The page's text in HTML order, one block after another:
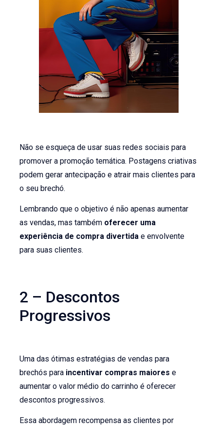
Não se esqueça de usar suas redes sociais para
promover a promoção temática. Postagens criativas
podem gerar antecipação e atrair mais clientes para
o seu brechó.
Lembrando que o objetivo é não apenas aumentar
as vendas, mas também oferecer uma
experiência de compra divertida e envolvente
para suas clientes.
2 – Descontos
Progressivos
Uma das ótimas estratégias de vendas para
brechós para incentivar compras maiores e
aumentar o valor médio do carrinho é oferecer
descontos progressivos.
Essa abordagem recompensa as clientes por